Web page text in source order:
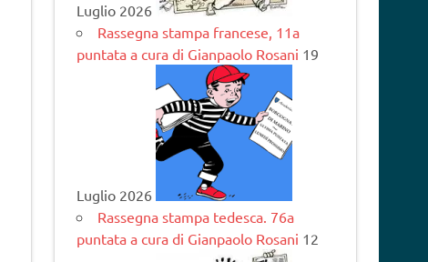
Luglio 2026
Rassegna stampa francese, 11a
puntata a cura di Gianpaolo Rosani 19
Luglio 2026
Rassegna stampa tedesca. 76a
puntata a cura di Gianpaolo Rosani 12